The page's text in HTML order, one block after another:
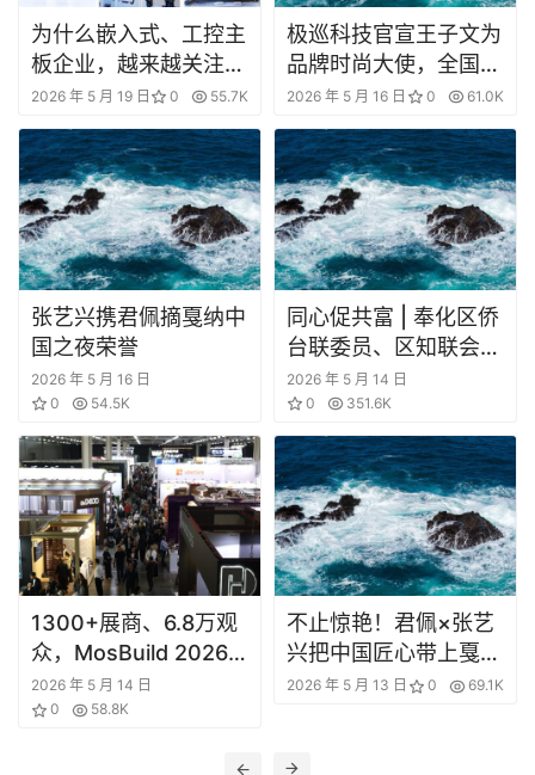
汽
车
产
创
业
圈
投
融
资
商
学
院
登录 注册
为什么嵌入式、工控主
板企业，越来越关注
AGIC人工智能展
&IOTE物联网展了？
2026 年 5 月 19 日 0 55.7K
极巡科技官宣王子文为
品牌时尚大使，全国首
店即将落子济南
2026 年 5 月 16 日 0 61.0K
张艺兴携君佩摘戛纳中
国之夜荣誉
2026 年 5 月 16 日
0
54.5K
同心促共富 | 奉化区侨
台联委员、区知联会理
事，同山书院创办人张
科：老校舍变书院焕发
新生机，以书院为窗，
讲好共富匠人故事
2026 年 5 月 14 日
0
351.6K
1300+展商、6.8万观
众，MosBuild 2026
夯实独联体建材行业标
杆地位
2026 年 5 月 14 日
0
58.8K
不止惊艳！君佩×张艺
兴把中国匠心带上戛纳
红毯
2026 年 5 月 13 日 0 69.1K